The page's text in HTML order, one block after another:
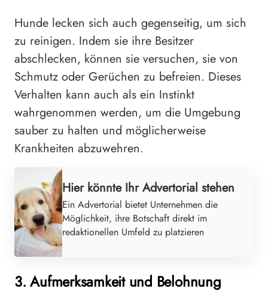
Hunde lecken sich auch gegenseitig, um sich
zu reinigen. Indem sie ihre Besitzer
abschlecken, können sie versuchen, sie von
Schmutz oder Gerüchen zu befreien. Dieses
Verhalten kann auch als ein Instinkt
wahrgenommen werden, um die Umgebung
sauber zu halten und möglicherweise
Krankheiten abzuwehren.
Hier könnte Ihr Advertorial stehen
Ein Advertorial bietet Unternehmen die
Möglichkeit, ihre Botschaft direkt im
redaktionellen Umfeld zu platzieren
3. Aufmerksamkeit und Belohnung